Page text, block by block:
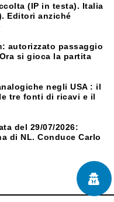
(IP in testa). Italia
Editori anziché
autorizzato passaggio
si gioca la partita
negli USA : il
tre fonti di ricavi e il
del 29/07/2026:
di NL. Conduce Carlo